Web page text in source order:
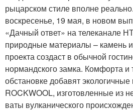
рыцарском стиле вполне
воскресенье, 19 мая, в новом
«Дачный ответ» на телеканале
природные материалы – камень
проекта создаст в обычной
нормандского замка. Комфорта и
обстановке добавят
ROCKWOOL, изготовленные из
ваты вулканического